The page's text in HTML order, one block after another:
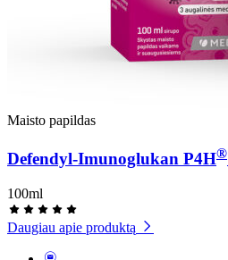
Maisto papildas
Defendyl-Imunoglukan P4H®
100ml
Daugiau apie produktą